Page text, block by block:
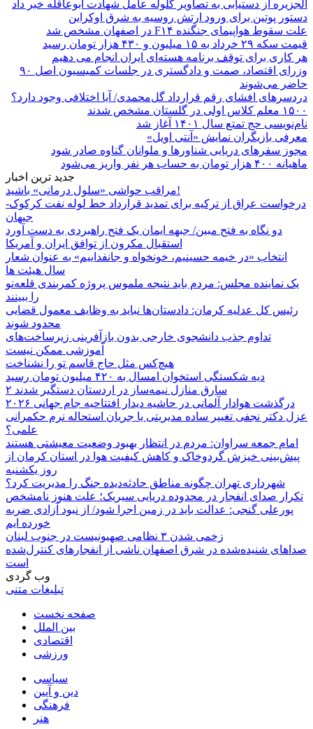
الجزیره از دستیابی به تصاویر گلوله عامل شهادت ابوعاقله خبر داد
دستور پوتین برای ورود ارتش روسیه به شرق اوکراین
علت سقوط هواپیمای جنگنده F۱۴ در اصفهان مشخص شد
قیمت سکه ۲۹ خرداد به ۱۵ میلیون و ۴۳۰ هزار تومان رسید
هر کاری برای توقف برنامه هسته‌ای ایران انجام می دهیم
وزرای اقتصاد، صمت و دادگستری در جلسات کمیسیون اصل ۹۰
حاضر می‌شوند
دردسرهای افشای رقم قرارداد گل‌محمدی/ آیا اختلافی وجود دارد؟
۱۵۰۰ معلم کلاس اولی در گلستان مشخص شدند
نام‌نویسی حج تمتع سال ۱۴۰۱ آغاز شد
معرفی بازیگران نمایش «آنتی اویل»
مجوز سفرهای دریایی شناورها و ملوانان گناوه صادر شود
ماهیانه ۴۰۰ هزار تومان به حساب هر نفر واریز می‌شود
جدید ترین اخبار
مراقب حواشی «سلول درمانی» باشید!
درخواست عراق از ترکیه برای تمدید قرارداد خط لوله نفت کرکوک-
جیهان
دو نگاه به فتح مبین/ جبهه ایمان یک فتح راهبردی به دست آورد
استقبال مکرون از توافق ایران و آمریکا
انتخاب «در خیمه حسینیم، خونخواه و جانفداییم» به عنوان شعار
سال هیئت ها
یک نماینده مجلس: مردم باید نتیجه ملموس پروژه کمربندی قلعه‌نو
را ببینند
رئیس کل عدلیه کرمان: دادستان‌ها نباید به وظایف معمول قضایی
محدود شوند
تداوم جذب دانشجوی خارجی بدون بازآفرینی زیرساخت‌های
آموزشی ممکن نیست
هیچ‌کس مثل حاج قاسم تو را نشناخت
دیه شکستگی استخوان امسال به ۴۲۰ میلیون تومان رسید
۲ سارق منازل نیمه‌ساز در اردستان دستگیر شدند
درگذشت هوادار آلمانی در حاشیه دیدار افتتاحیه جام جهانی ۲۰۲۶
عزل دکتر نجفی تغییر ساده مدیریتی یا جریان استحاله نرم حکمرانی
علمی؟
امام جمعه سراوان: مردم در انتظار بهبود وضعیت معیشتی هستند
پیش‌بینی خیزش گردوخاک و کاهش کیفیت هوا در استان کرمان از
روز یکشنبه
شهرداری تهران چگونه مناطق حادثه‌دیده جنگ را مدیریت کرد؟
تکرار صدای انفجار در محدوده دریایی سیریک؛ علت هنوز نامشخص
پورعلی گنجی: عدالت باید در زمین اجرا شود/ از نبود آزادی ضربه
خورده ایم
زخمی شدن ۳ نظامی صهیونیست در جنوب لبنان
صداهای شنیده‌شده در شرق اصفهان ناشی از انفجارهای کنترل‌شده
است
وب گردی
تبلیغات متنی
صفحه نخست
بین الملل
اقتصادی
ورزشی
سیاسی
دین و آیین
فرهنگی
هنر